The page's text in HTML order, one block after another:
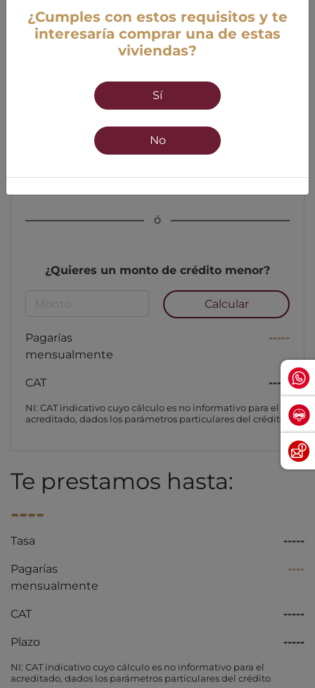
¿Cumples con estos requisitos y te
interesaría comprar una de estas
viviendas?
Sí
No
Edad
18 años mínimo 55 años máximo
ó
¿Quieres un monto de crédito menor?
Calcular
Pagarías
mensualmente
-----
CAT -----
NI: CAT indicativo cuyo cálculo es no informativo para el
acreditado, dados los parámetros particulares del crédito
Te prestamos hasta:
----
Tasa -----
Pagarías
mensualmente
----
CAT -----
Plazo -----
NI: CAT indicativo cuyo cálculo es no informativo para el
acreditado, dados los parámetros particulares del crédito